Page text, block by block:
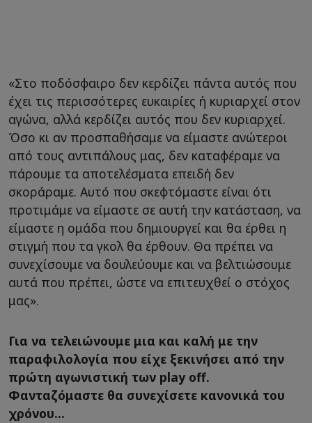
«Στο ποδόσφαιρο δεν κερδίζει πάντα αυτός που
έχει τις περισσότερες ευκαιρίες ή κυριαρχεί στον
αγώνα, αλλά κερδίζει αυτός που δεν κυριαρχεί.
Όσο κι αν προσπαθήσαμε να είμαστε ανώτεροι
από τους αντιπάλους μας, δεν καταφέραμε να
πάρουμε τα αποτελέσματα επειδή δεν
σκοράραμε. Αυτό που σκεφτόμαστε είναι ότι
προτιμάμε να είμαστε σε αυτή την κατάσταση, να
είμαστε η ομάδα που δημιουργεί και θα έρθει η
στιγμή που τα γκολ θα έρθουν. Θα πρέπει να
συνεχίσουμε να δουλεύουμε και να βελτιώσουμε
αυτά που πρέπει, ώστε να επιτευχθεί ο στόχος
μας».
Για να τελειώνουμε μια και καλή με την
παραφιλολογία που είχε ξεκινήσει από την
πρώτη αγωνιστική των play off.
Φανταζόμαστε θα συνεχίσετε κανονικά του
χρόνου...